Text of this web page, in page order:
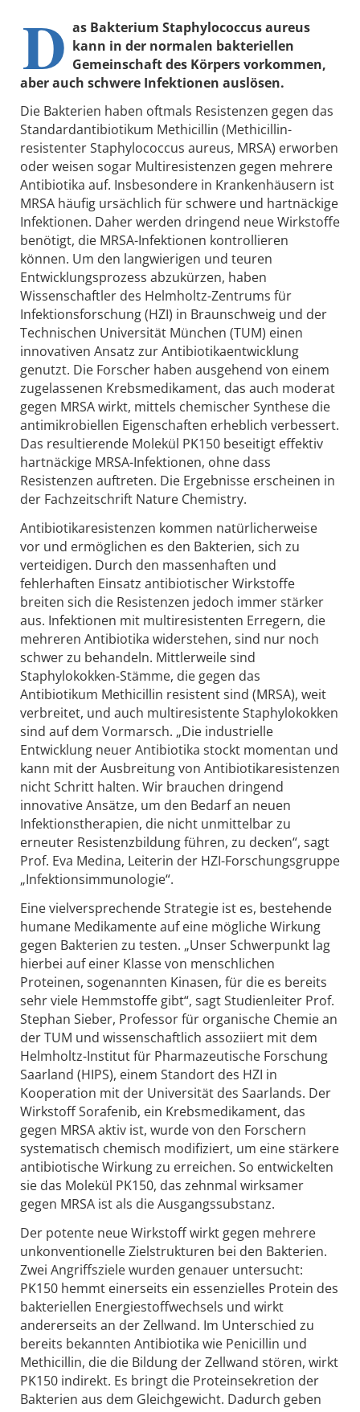
D as Bakterium Staphylococcus aureus
kann in der normalen bakteriellen
Gemeinschaft des Körpers vorkommen,
aber auch schwere Infektionen auslösen.
Die Bakterien haben oftmals Resistenzen gegen das
Standardantibiotikum Methicillin (Methicillin-
resistenter Staphylococcus aureus, MRSA) erworben
oder weisen sogar Multiresistenzen gegen mehrere
Antibiotika auf. Insbesondere in Krankenhäusern ist
MRSA häufig ursächlich für schwere und hartnäckige
Infektionen. Daher werden dringend neue Wirkstoffe
benötigt, die MRSA-Infektionen kontrollieren
können. Um den langwierigen und teuren
Entwicklungsprozess abzukürzen, haben
Wissenschaftler des Helmholtz-Zentrums für
Infektionsforschung (HZI) in Braunschweig und der
Technischen Universität München (TUM) einen
innovativen Ansatz zur Antibiotikaentwicklung
genutzt. Die Forscher haben ausgehend von einem
zugelassenen Krebsmedikament, das auch moderat
gegen MRSA wirkt, mittels chemischer Synthese die
antimikrobiellen Eigenschaften erheblich verbessert.
Das resultierende Molekül PK150 beseitigt effektiv
hartnäckige MRSA-Infektionen, ohne dass
Resistenzen auftreten. Die Ergebnisse erscheinen in
der Fachzeitschrift Nature Chemistry.
Antibiotikaresistenzen kommen natürlicherweise
vor und ermöglichen es den Bakterien, sich zu
verteidigen. Durch den massenhaften und
fehlerhaften Einsatz antibiotischer Wirkstoffe
breiten sich die Resistenzen jedoch immer stärker
aus. Infektionen mit multiresistenten Erregern, die
mehreren Antibiotika widerstehen, sind nur noch
schwer zu behandeln. Mittlerweile sind
Staphylokokken-Stämme, die gegen das
Antibiotikum Methicillin resistent sind (MRSA), weit
verbreitet, und auch multiresistente Staphylokokken
sind auf dem Vormarsch. „Die industrielle
Entwicklung neuer Antibiotika stockt momentan und
kann mit der Ausbreitung von Antibiotikaresistenzen
nicht Schritt halten. Wir brauchen dringend
innovative Ansätze, um den Bedarf an neuen
Infektionstherapien, die nicht unmittelbar zu
erneuter Resistenzbildung führen, zu decken“, sagt
Prof. Eva Medina, Leiterin der HZI-Forschungsgruppe
„Infektionsimmunologie“.
Eine vielversprechende Strategie ist es, bestehende
humane Medikamente auf eine mögliche Wirkung
gegen Bakterien zu testen. „Unser Schwerpunkt lag
hierbei auf einer Klasse von menschlichen
Proteinen, sogenannten Kinasen, für die es bereits
sehr viele Hemmstoffe gibt“, sagt Studienleiter Prof.
Stephan Sieber, Professor für organische Chemie an
der TUM und wissenschaftlich assoziiert mit dem
Helmholtz-Institut für Pharmazeutische Forschung
Saarland (HIPS), einem Standort des HZI in
Kooperation mit der Universität des Saarlands. Der
Wirkstoff Sorafenib, ein Krebsmedikament, das
gegen MRSA aktiv ist, wurde von den Forschern
systematisch chemisch modifiziert, um eine stärkere
antibiotische Wirkung zu erreichen. So entwickelten
sie das Molekül PK150, das zehnmal wirksamer
gegen MRSA ist als die Ausgangssubstanz.
Der potente neue Wirkstoff wirkt gegen mehrere
unkonventionelle Zielstrukturen bei den Bakterien.
Zwei Angriffsziele wurden genauer untersucht:
PK150 hemmt einerseits ein essenzielles Protein des
bakteriellen Energiestoffwechsels und wirkt
andererseits an der Zellwand. Im Unterschied zu
bereits bekannten Antibiotika wie Penicillin und
Methicillin, die die Bildung der Zellwand stören, wirkt
PK150 indirekt. Es bringt die Proteinsekretion der
Bakterien aus dem Gleichgewicht. Dadurch geben